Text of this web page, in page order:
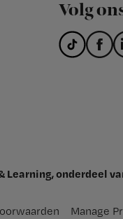
Volg
Learning, onderdeel
Manage